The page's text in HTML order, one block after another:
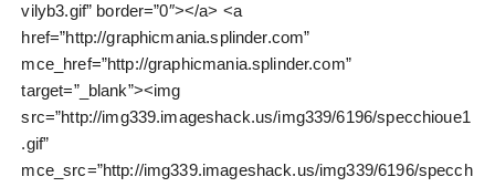
vilyb3.gif” border=”0″></a> <a
href=”http://graphicmania.splinder.com”
mce_href=”http://graphicmania.splinder.com”
target=”_blank”><img
src=”http://img339.imageshack.us/img339/6196/specchioue1
.gif”
mce_src=”http://img339.imageshack.us/img339/6196/specch